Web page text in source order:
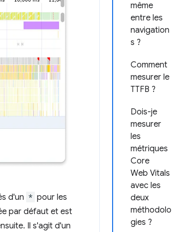
même
entre les
navigation
s ?
Comment
mesurer le
TTFB ?
Dois-je
mesurer
les
métriques
Core
Web Vitals
avec les
deux
méthodolo
gies ?
d'un * pour les
par défaut et est
Il s'agit d'un